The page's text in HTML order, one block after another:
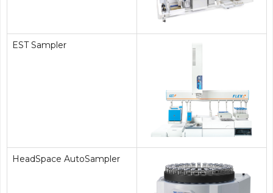
EST Sampler
HeadSpace AutoSampler